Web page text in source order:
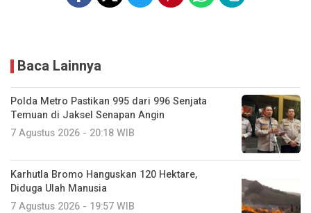
Baca Lainnya
Polda Metro Pastikan 995 dari 996 Senjata
Temuan di Jaksel Senapan Angin
7 Agustus 2026 - 20:18 WIB
Karhutla Bromo Hanguskan 120 Hektare,
Diduga Ulah Manusia
7 Agustus 2026 - 19:57 WIB